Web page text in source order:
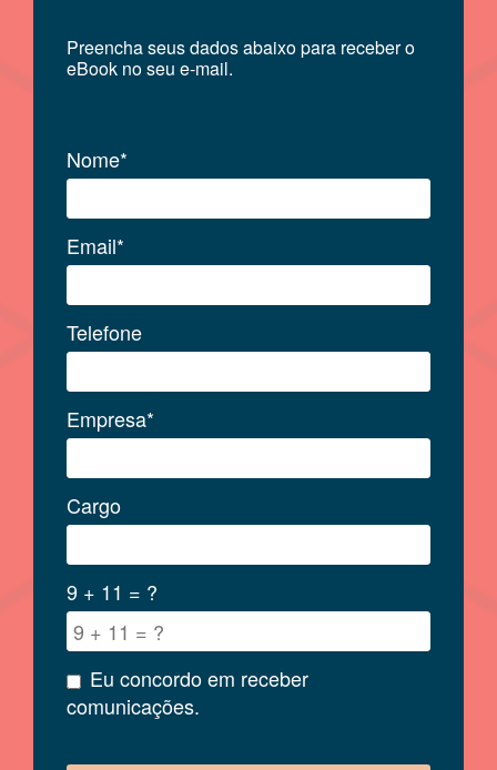
Preencha seus dados abaixo para receber o
eBook no seu e-mail.
Nome*
Email*
Telefone
Empresa*
Cargo
9 + 11 = ?
Eu concordo em receber
comunicações.